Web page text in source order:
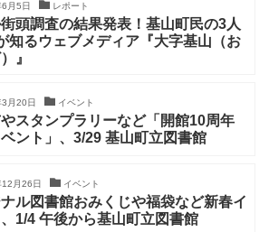
月5日 レポート
頭調査の結果発表！基山町民の3人
知るウェブメディア『大字基山（お
』
月20日 イベント
スタンプラリーなど「開館10周年
ント」、3/29 基山町立図書館
月26日 イベント
ル図書館おみくじや福袋など新春イ
1/4 午後から基山町立図書館